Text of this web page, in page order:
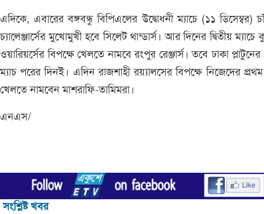
এদিকে, এবারের বঙ্গবন্ধু বিপিএলের উদ্বোধনী ম্যাচে (১১ ডিসেম্বর)
চ্যালেঞ্জার্সের মুখোমুখী হবে সিলেট থান্ডার্স। আর দিনের দ্বিতীয় ম্যাচে
ওয়ারিয়র্সের বিপক্ষে খেলতে নামবে রংপুর রেঞ্জার্স। তবে ঢাকা
ম্যাচ পরের দিনই। এদিন রাজশাহী রয়্যালসের বিপক্ষে নিজেদের প্রথম
খেলতে নামবেন মাশরাফি-তামিমরা।
এনএস/
সংশ্লিষ্ট খবর